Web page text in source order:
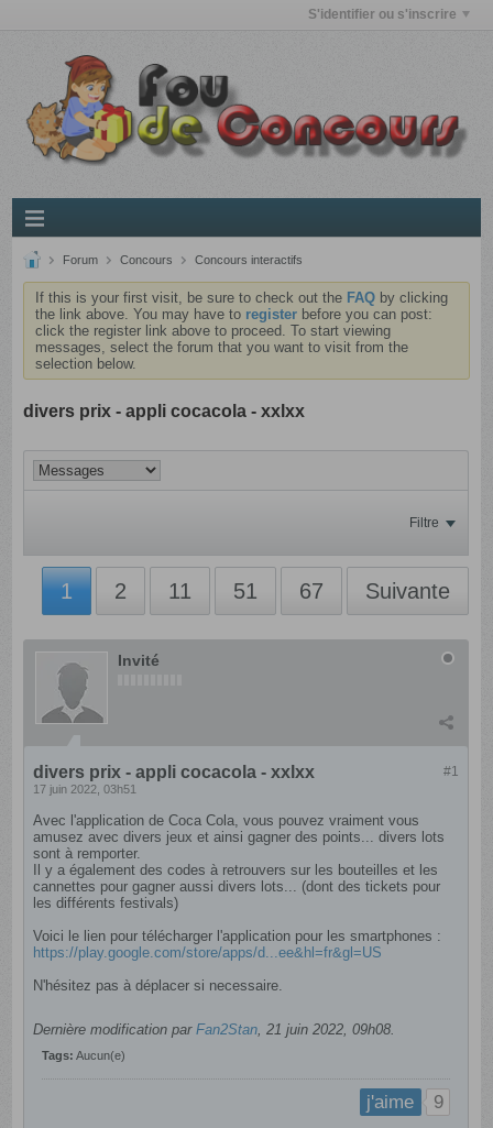
S'identifier ou s'inscrire
Forum Concours Concours interactifs
If this is your first visit, be sure to check out the FAQ by clicking
the link above. You may have to register before you can post:
click the register link above to proceed. To start viewing
messages, select the forum that you want to visit from the
selection below.
divers prix - appli cocacola - xxlxx
Filtre
1 2 11 51 67 Suivante
Invité
#1
divers prix - appli cocacola - xxlxx
17 juin 2022, 03h51
Avec l'application de Coca Cola, vous pouvez vraiment vous
amusez avec divers jeux et ainsi gagner des points... divers lots
sont à remporter.
Il y a également des codes à retrouvers sur les bouteilles et les
cannettes pour gagner aussi divers lots... (dont des tickets pour
les différents festivals)
Voici le lien pour télécharger l'application pour les smartphones :
https://play.google.com/store/apps/d...ee&hl=fr&gl=US
N'hésitez pas à déplacer si necessaire.
Dernière modification parFan2Stan,21 juin 2022, 09h08.
Tags: Aucun(e)
j'aime 9